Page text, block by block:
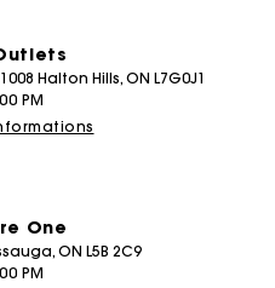
Halton Hills, ON L7G0J1
PM
One
ON L5B 2C9
PM